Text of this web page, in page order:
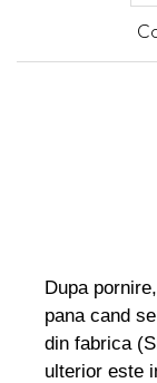
Dupa
pana cand
din fabrica
ulterior este